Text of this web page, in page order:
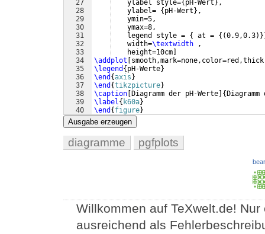
27
28
29
30
31
32
33
34
35
36
37
38
39
40
41
    ylabel style=
{ pH-Wert } ,
    ylabel=
{ pH-Wert } ,
    ymin=5,
    ymax=8,
    legend style =
{ at = {(0.9,0.3
    width=
\textwidth ,
    height=10cm
\addplot
smooth,mark=none,color=red,thick
\legend { pH-Werte}
\end {axis }
\end {tikzpicture}
\caption
Diagramm der pH-Werte {
\label{ k60a}
\end { figure}
Ausgabe erzeugen
diagramme pgfplots
Willkommen auf TeXwelt.de!
ausreichend als